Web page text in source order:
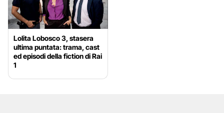
Lolita Lobosco 3, stasera
ultima puntata: trama, cast
ed episodi della fiction di Rai
1